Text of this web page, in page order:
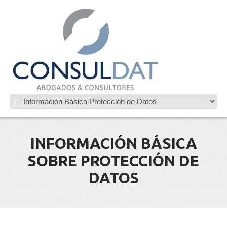
INFORMACIÓN BÁSICA
SOBRE PROTECCIÓN DE
DATOS